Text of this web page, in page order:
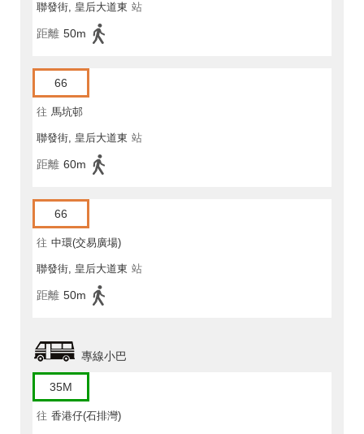
聯發街, 皇后大道東 站
距離 50m
66
往 馬坑邨
聯發街, 皇后大道東 站
距離 60m
66
往 中環(交易廣場)
聯發街, 皇后大道東 站
距離 50m
專線小巴
35M
往 香港仔(石排灣)